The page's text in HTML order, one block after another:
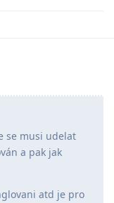
se musi udelat
a pak jak
atd je pro